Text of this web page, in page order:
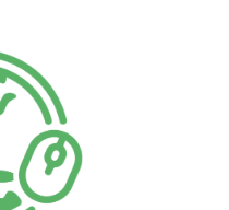
上沿途分送民眾，表達
管是信眾需求或是動保
愛護生命的立場，當然
賽引發爭議，2017年擬
議。秀川里里長李楷瑞
信仰文化，迎奉祖師爺
日，神明在每個里輪流巡